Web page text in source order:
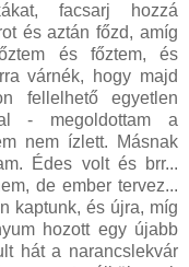
facsarj hozzá
és aztán főzd, amíg
és főztem, és
várnék, hogy majd
fellelhető egyetlen
- megoldottam a
nem ízlett. Másnak
Édes volt és brr...
de ember tervez...
kaptunk, és újra, míg
hozott egy újabb
hát a narancslekvár